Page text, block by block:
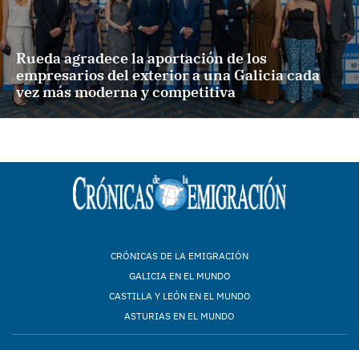
Rueda agradece la aportación de los
empresarios del exterior a una Galicia cada
vez más moderna y competitiva
CRÓNICAS DE LA EMIGRACIÓN
GALICIA EN EL MUNDO
CASTILLA Y LEÓN EN EL MUNDO
ASTURIAS EN EL MUNDO